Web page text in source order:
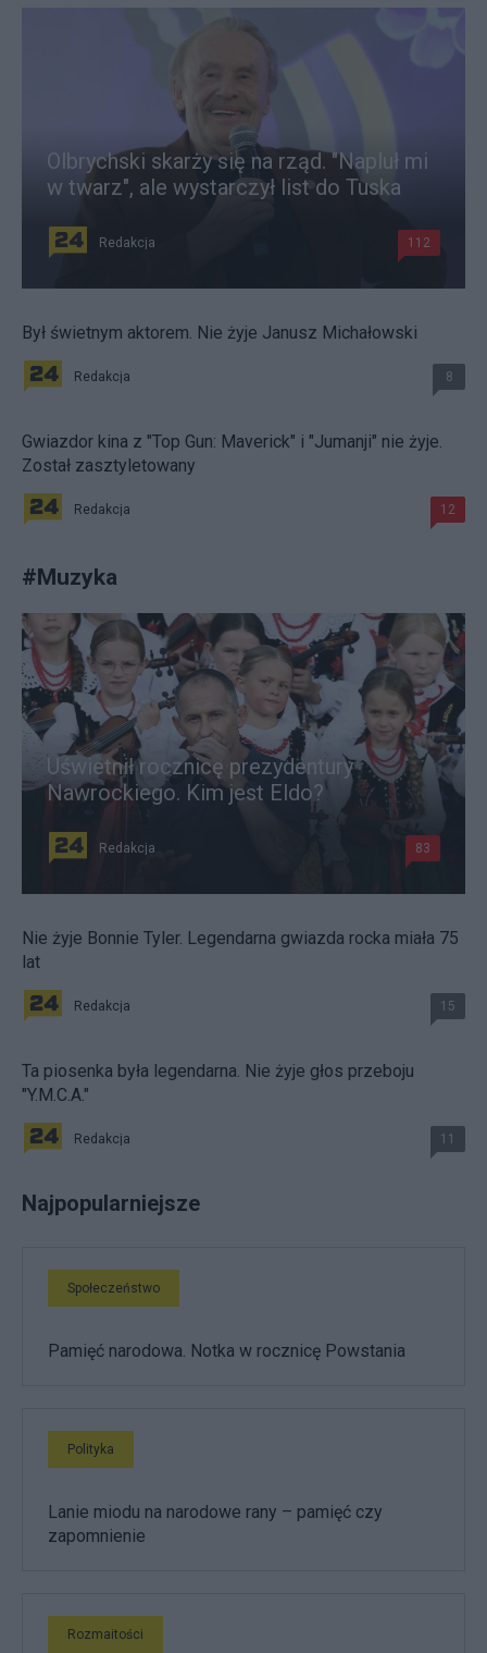
Olbrychski skarży się na rząd. "Napluł mi
w twarz", ale wystarczył list do Tuska
Redakcja 112
Był świetnym aktorem. Nie żyje Janusz Michałowski
Redakcja 8
Gwiazdor kina z "Top Gun: Maverick" i "Jumanji" nie żyje.
Został zasztyletowany
Redakcja 12
#Muzyka
Uświetnił rocznicę prezydentury
Nawrockiego. Kim jest Eldo?
Redakcja 83
Nie żyje Bonnie Tyler. Legendarna gwiazda rocka miała 75
lat
Redakcja 15
Ta piosenka była legendarna. Nie żyje głos przeboju
"Y.M.C.A."
Redakcja 11
Najpopularniejsze
Społeczeństwo
Pamięć narodowa. Notka w rocznicę Powstania
Polityka
Lanie miodu na narodowe rany – pamięć czy
zapomnienie
Rozmaitości